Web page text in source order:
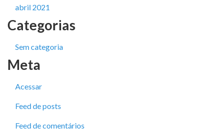
abril 2021
Categorias
Sem categoria
Meta
Acessar
Feed de posts
Feed de comentários